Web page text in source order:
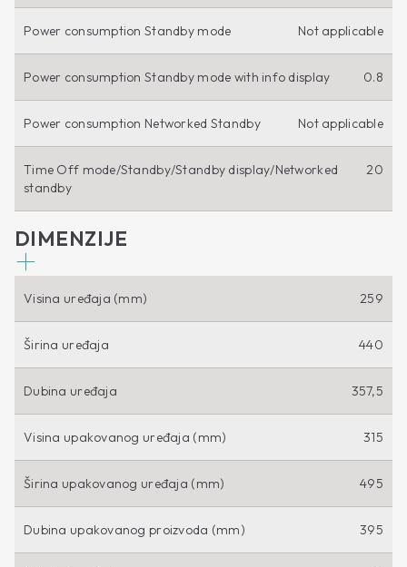
Power consumption Standby mode Not applicable
Power consumption Standby mode with info display 0.8
Power consumption Networked Standby Not applicable
Time Off mode/Standby/Standby display/Networked
standby
20
DIMENZIJE
Visina uređaja (mm) 259
Širina uređaja 440
Dubina uređaja 357,5
Visina upakovanog uređaja (mm) 315
Širina upakovanog uređaja (mm) 495
Dubina upakovanog proizvoda (mm) 395